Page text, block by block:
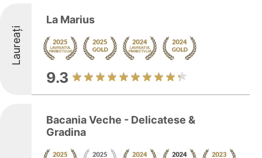
Laureați
La Marius
9.3
Bacania Veche - Delicatese &
Gradina